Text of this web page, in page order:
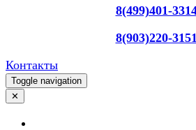
8(499)401-
8(903)220-3151
Контакты
Toggle navigation
✕